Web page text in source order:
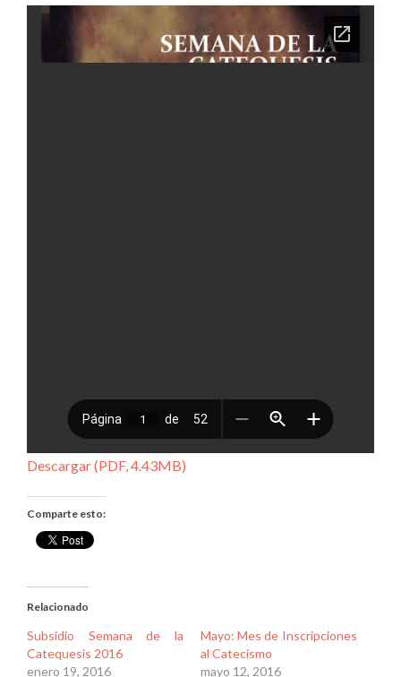
Descargar (PDF, 4.43MB)
Comparte esto:
Relacionado
Subsidio Semana de la
Catequesis 2016
enero 19, 2016
Mayo: Mes de Inscripciones
al Catecismo
mayo 12, 2016